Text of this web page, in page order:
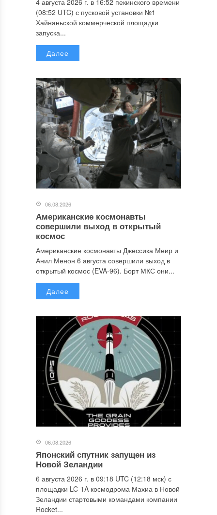
(08:52 UTC) с пусковой установки №1
Хайнаньской коммерческой площадки
запуска...
Далее
06.08.2026
Американские космонавты
совершили выход в открытый
космос
Американские космонавты Джессика Меир и
Анил Менон 6 августа совершили выход в
открытый космос (EVA-96). Борт МКС они...
Далее
06.08.2026
Японский спутник запущен из
Новой Зеландии
6 августа 2026 г. в 09:18 UTC (12:18 мск) с
площадки LC-1A космодрома Махиа в Новой
Зеландии стартовыми командами компании
Rocket...